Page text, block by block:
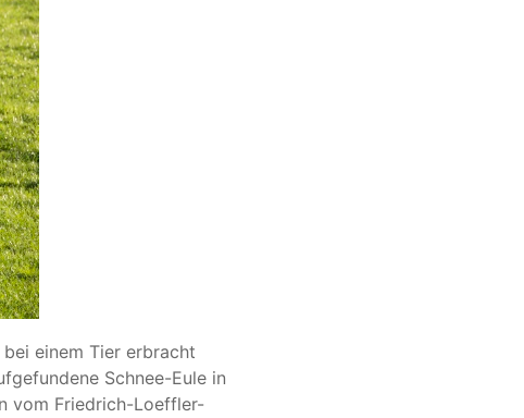
einem Tier erbracht
Schnee-Eule in
vom Friedrich-Loeffler-